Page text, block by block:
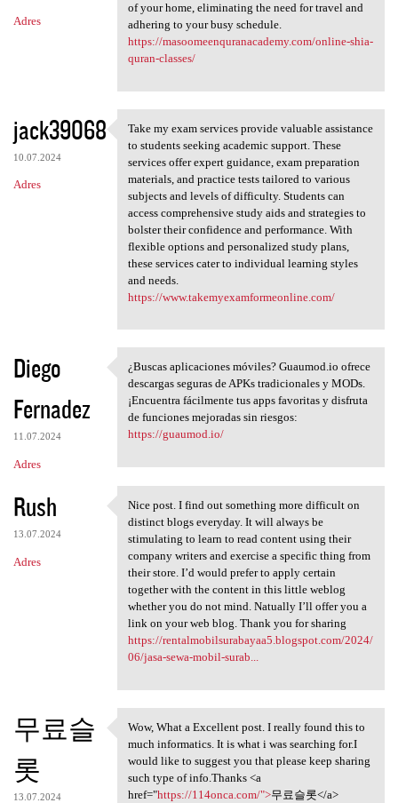
Adres
of your home, eliminating the need for travel and
adhering to your busy schedule.
https://masoomeenquranacademy.com/online-shia-
quran-classes/
jack39068
10.07.2024
Adres
Take my exam services provide
Take my exam services provide valuable assistance
to students seeking academic support. These
services offer expert guidance, exam preparation
materials, and practice tests tailored to various
subjects and levels of difficulty. Students can
access comprehensive study aids and strategies to
bolster their confidence and performance. With
flexible options and personalized study plans,
these services cater to individual learning styles
and needs.
https://www.takemyexamformeonline.com/
Diego
Fernadez
11.07.2024
Adres
¿Buscas aplicaciones móviles?
¿Buscas aplicaciones móviles? Guaumod.io ofrece
descargas seguras de APKs tradicionales y MODs.
¡Encuentra fácilmente tus apps favoritas y disfruta
de funciones mejoradas sin riesgos:
https://guaumod.io/
Rush
13.07.2024
Adres
Nice post. I find out
Nice post. I find out something more difficult on
distinct blogs everyday. It will always be
stimulating to learn to read content using their
company writers and exercise a specific thing from
their store. I’d would prefer to apply certain
together with the content in this little weblog
whether you do not mind. Natually I’ll offer you a
link on your web blog. Thank you for sharing
https://rentalmobilsurabayaa5.blogspot.com/2024/
06/jasa-sewa-mobil-surab...
무료슬
롯
13.07.2024
Wow, What a Excellent post. I
Wow, What a Excellent post. I really found this to
much informatics. It is what i was searching for.I
would like to suggest you that please keep sharing
such type of info.Thanks <a
href="https://114onca.com/">무료슬롯</a>